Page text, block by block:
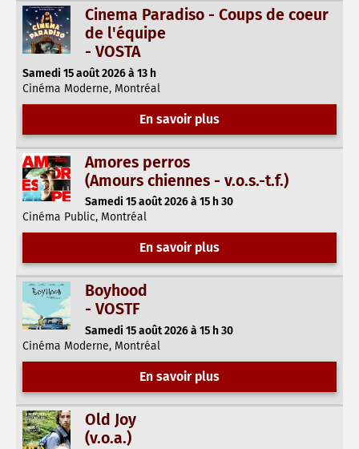
Cinema Paradiso - Coups de coeur
de l'équipe
- VOSTA
Samedi 15 août 2026 à 13 h
Cinéma Moderne, Montréal
En savoir plus
Amores perros
(Amours chiennes - v.o.s.-t.f.)
Samedi 15 août 2026 à 15 h 30
Cinéma Public, Montréal
En savoir plus
Boyhood
- VOSTF
Samedi 15 août 2026 à 15 h 30
Cinéma Moderne, Montréal
En savoir plus
Old Joy
(v.o.a.)